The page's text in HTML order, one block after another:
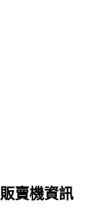
販賣機資訊